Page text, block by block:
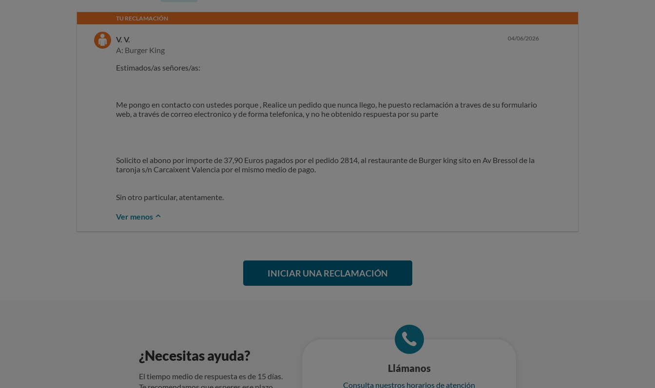
TU RECLAMACIÓN
V. V.
A: Burger King
04/06/2026
Estimados/as señores/as:
Me pongo en contacto con ustedes porque , Realice un pedido que nunca llego, he puesto reclamación a traves de su formulario
web, a través de correo electronico y de forma telefonica, y no he obtenido respuesta por su parte
Solicito el abono por importe de 37,90 Euros pagados por el pedido 2814, al restaurante de Burger king sito en Av Bressol de la
taronja s/n Carcaixent Valencia por el mismo medio de pago.
Sin otro particular, atentamente.
Ver menos
INICIAR UNA RECLAMACIÓN
¿Necesitas ayuda?
El tiempo medio de respuesta es de 15 días.
Llámanos
Consulta nuestros horarios de atención